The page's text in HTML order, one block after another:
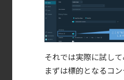
Workload
Protection
Platform）と
【ブログ】
それでは実際に試して
まずは標的となるコ